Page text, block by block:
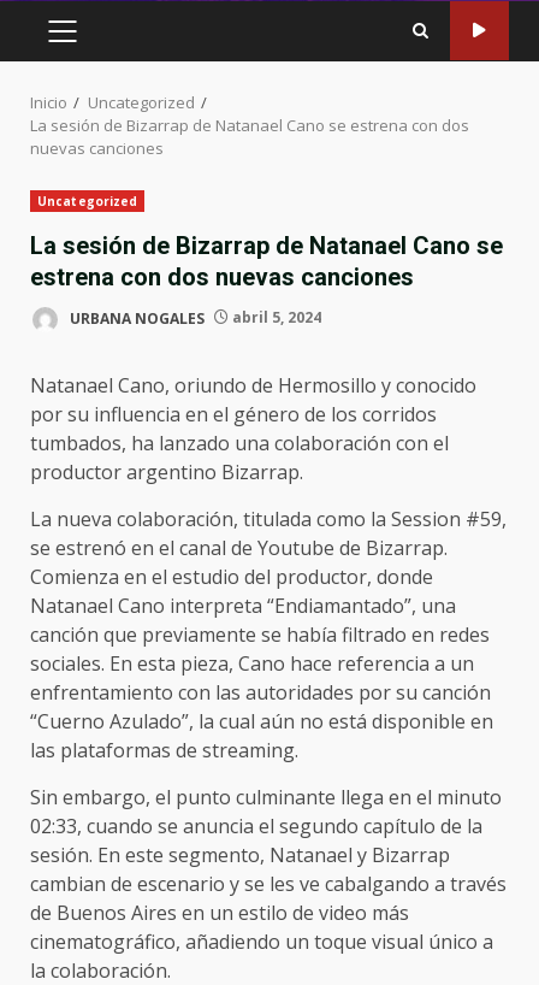
MENÚ
PRINCIPAL
Inicio
Uncategorized
La sesión de Bizarrap de Natanael Cano se estrena con dos
nuevas canciones
Uncategorized
La sesión de Bizarrap de Natanael Cano se
estrena con dos nuevas canciones
URBANA NOGALES abril 5, 2024
Natanael Cano, oriundo de Hermosillo y conocido
por su influencia en el género de los corridos
tumbados, ha lanzado una colaboración con el
productor argentino Bizarrap.
La nueva colaboración, titulada como la Session #59,
se estrenó en el canal de Youtube de Bizarrap.
Comienza en el estudio del productor, donde
Natanael Cano interpreta “Endiamantado”, una
canción que previamente se había filtrado en redes
sociales. En esta pieza, Cano hace referencia a un
enfrentamiento con las autoridades por su canción
“Cuerno Azulado”, la cual aún no está disponible en
las plataformas de streaming.
Sin embargo, el punto culminante llega en el minuto
02:33, cuando se anuncia el segundo capítulo de la
sesión. En este segmento, Natanael y Bizarrap
cambian de escenario y se les ve cabalgando a través
de Buenos Aires en un estilo de video más
cinematográfico, añadiendo un toque visual único a
la colaboración.